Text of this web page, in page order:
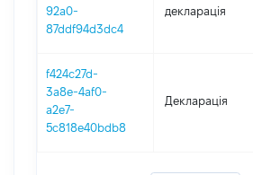
92a0-
87ddf94d3dc4
декларація
f424c27d-
3a8e-4af0-
a2e7-
5c818e40bdb8
Декларація